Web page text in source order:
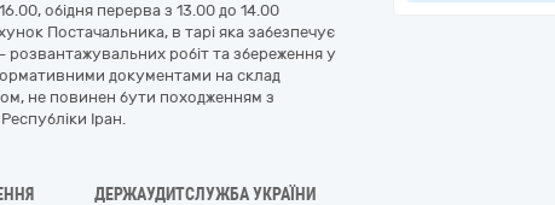
обідня перерва з 13.00 до 14.00
Постачальника, в тарі яка забезпечує
робіт та збереження у
документами на склад
не повинен бути походженням з
Іран.
ДЕРЖАУДИТСЛУЖБА УКРАЇНИ